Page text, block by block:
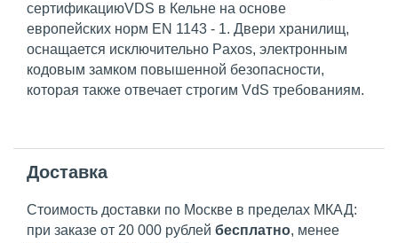
сертификациюVDS в Кельне на основе
европейских норм EN 1143 - 1. Двери хранилищ,
оснащается исключительно Paxos, электронным
кодовым замком повышенной безопасности,
которая также отвечает строгим VdS требованиям.
Доставка
Стоимость доставки по Москве в пределах МКАД:
при заказе от 20 000 рублей бесплатно, менее